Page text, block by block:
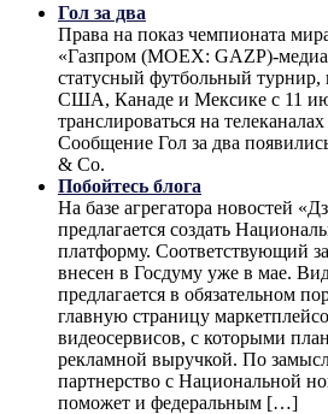
Гол за два
Права на показ чемпионата
«Газпром (MOEX: GAZP)-
статусный футбольный турнир,
США, Канаде и Мексике с 11
транслироваться на
Сообщение Гол за два
& Co.
Побойтесь блога
На базе агрегатора новостей
предлагается создать
платформу. Соответствующий
внесен в Госдуму уже в мае.
предлагается в обязательном
главную страницу
видеосервисов, с которыми
рекламной выручкой. По
партнерство с Национальной
поможет и федеральным […]